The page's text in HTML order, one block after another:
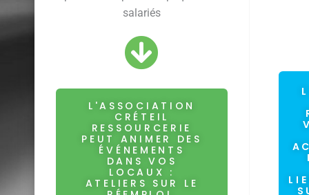
salariés
L'ASSOCIATION
CRÉTEIL
RESSOURCERIE
PEUT ANIMER DES
ÉVÉNEMENTS
DANS VOS
LOCAUX :
ATELIERS SUR LE